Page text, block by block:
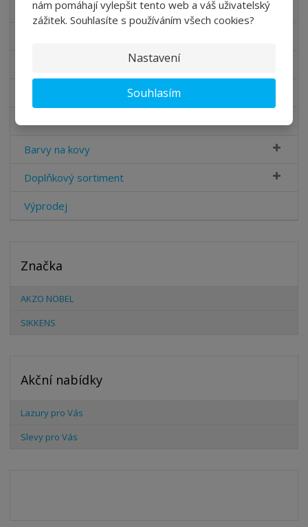
nám pomáhají vylepšit tento web a váš uživatelský
zážitek. Souhlasíte s používáním všech cookies?
Nastavení
Souhlasím
Impregnace dřeva
Barvy na kovy
Doplňkový sortiment
Výprodej
Značka
AKZO NOBEL
SIKKENS
Akční nabídky
Lazury pro Vás
Slevy pro Vás